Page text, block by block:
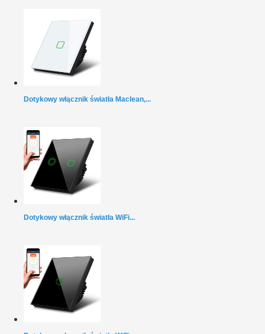
Dotykowy włącznik światła Maclean,...
Dotykowy włącznik światła WiFi...